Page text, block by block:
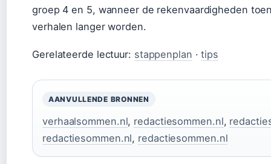
groep 4 en 5, wanneer de rekenvaardigheden
verhalen langer worden.
Gerelateerde lectuur: stappenplan ·tips
AANVULLENDE BRONNEN
verhaalsommen.nl, redactiesommen.nl,
redactiesommen.nl, redactiesommen.nl